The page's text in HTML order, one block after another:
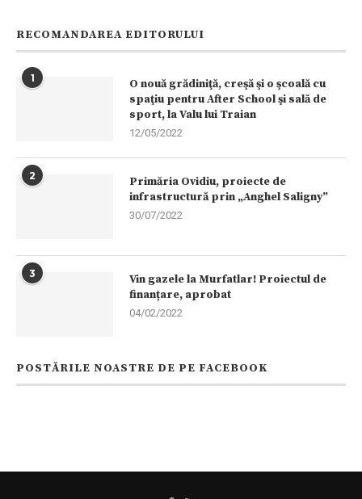
RECOMANDAREA EDITORULUI
1
O nouă grădiniţă, creşă şi o şcoală cu
spaţiu pentru After School şi sală de
sport, la Valu lui Traian
12/05/2022
2
Primăria Ovidiu, proiecte de
infrastructură prin „Anghel Saligny”
30/07/2022
3
Vin gazele la Murfatlar! Proiectul de
finanțare, aprobat
04/02/2022
POSTĂRILE NOASTRE DE PE FACEBOOK